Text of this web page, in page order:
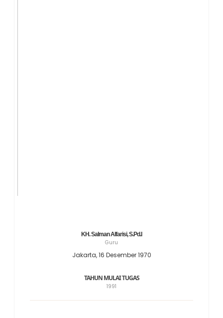
KH. Salman Alfarisi, S.Pd.I
Guru
Jakarta, 16 Desember 1970
TAHUN MULAI TUGAS
1991